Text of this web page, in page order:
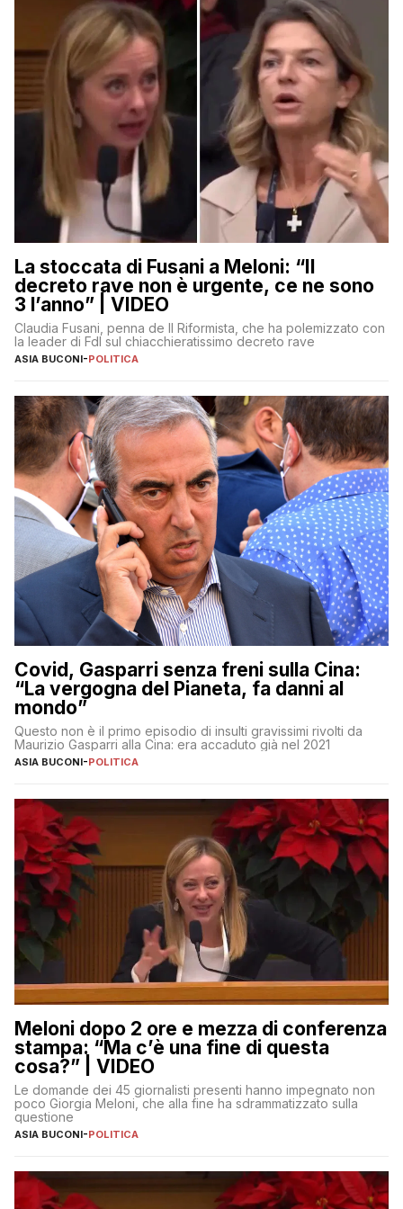
La stoccata di Fusani a Meloni: “Il
decreto rave non è urgente, ce ne sono
3 l’anno” | VIDEO
Claudia Fusani, penna de Il Riformista, che ha polemizzato con
la leader di FdI sul chiacchieratissimo decreto rave
ASIA BUCONI-POLITICA
Covid, Gasparri senza freni sulla Cina:
“La vergogna del Pianeta, fa danni al
mondo”
Questo non è il primo episodio di insulti gravissimi rivolti da
Maurizio Gasparri alla Cina: era accaduto già nel 2021
ASIA BUCONI-POLITICA
Meloni dopo 2 ore e mezza di conferenza
stampa: “Ma c’è una fine di questa
cosa?” | VIDEO
Le domande dei 45 giornalisti presenti hanno impegnato non
poco Giorgia Meloni, che alla fine ha sdrammatizzato sulla
questione
ASIA BUCONI-POLITICA